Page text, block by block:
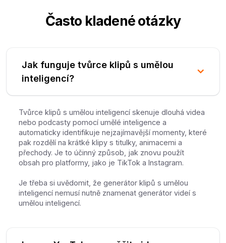
Často kladené otázky
Jak funguje tvůrce klipů s umělou
inteligencí?
Tvůrce klipů s umělou inteligencí skenuje dlouhá videa
nebo podcasty pomocí umělé inteligence a
automaticky identifikuje nejzajímavější momenty, které
pak rozdělí na krátké klipy s titulky, animacemi a
přechody. Je to účinný způsob, jak znovu použít
obsah pro platformy, jako je TikTok a Instagram.
Je třeba si uvědomit, že generátor klipů s umělou
inteligencí nemusí nutně znamenat generátor videí s
umělou inteligencí.